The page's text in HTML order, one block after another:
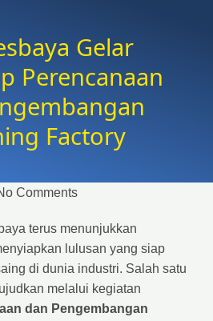
Gelar
Perencanaan
Factory
Comments
terus menunjukkan
lulusan yang siap
di dunia industri. Salah satu
melalui kegiatan
dan Pengembangan